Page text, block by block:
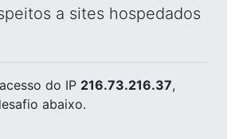
a sites hospedados
do IP 216.73.216.37,
abaixo.